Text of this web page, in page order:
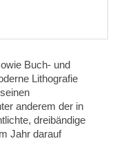
Buch- und
Lithografie
anderem der in
dreibändige
Jahr darauf